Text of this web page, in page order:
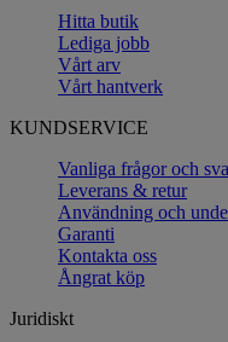
Hitta butik
Lediga jobb
Vårt arv
Vårt hantverk
KUNDSERVICE
Vanliga frågor och
Leverans & retur
Användning och
Garanti
Kontakta oss
Ångrat köp
Juridiskt